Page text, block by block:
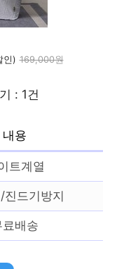
인) 169,000원
: 1건
내용
트계열
진드기방지
료배송